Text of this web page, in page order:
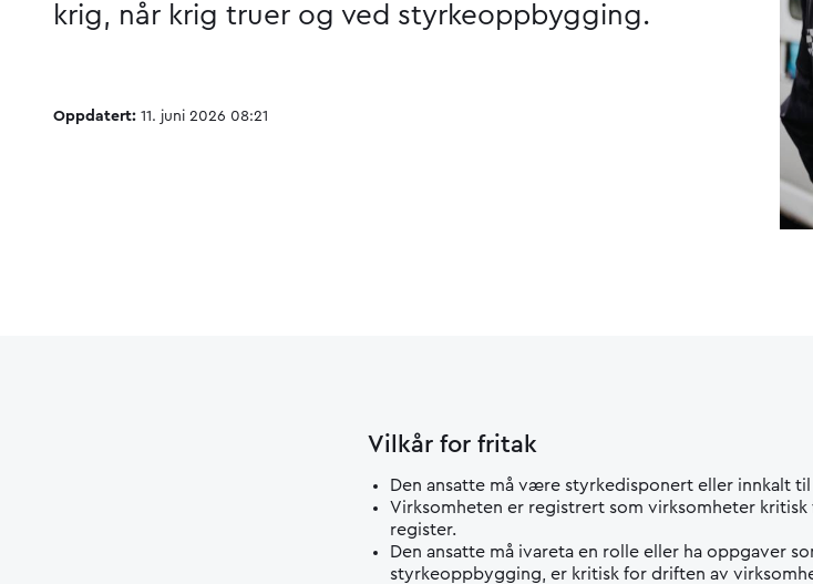
krig, når krig truer og ved styrkeoppbygging.
Oppdatert: 11. juni 2026 08:21
Vilkår for fritak
Den ansatte må være styrkedisponert eller innkalt
Virksomheten er registrert som virksomheter kritisk
register.
Den ansatte må ivareta en rolle eller ha oppgaver
styrkeoppbygging, er kritisk for driften av